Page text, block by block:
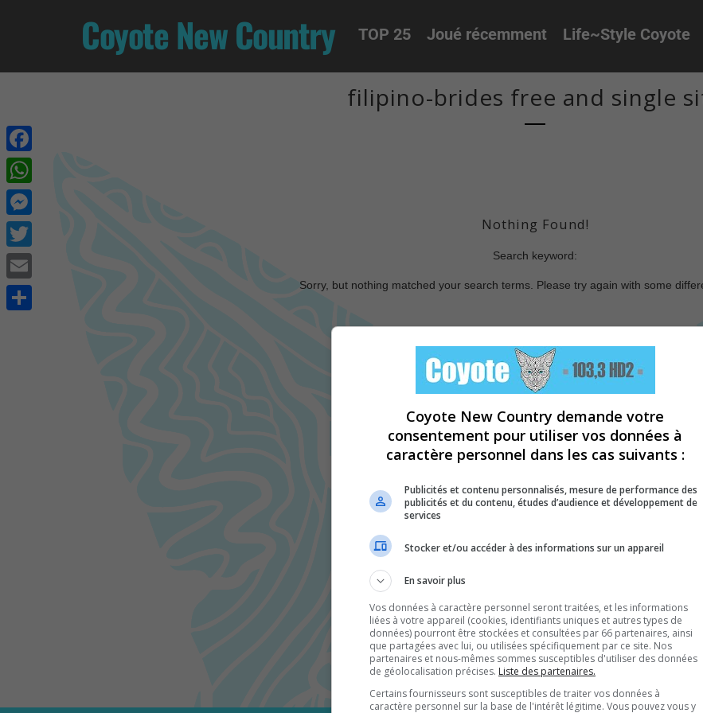
Coyote New Country TOP 25 Joué récemment Life~Style Coyote
filipino-brides free and single
Nothing Found!
Search keyword:
Sorry, but nothing matched your search terms. Please try again with some
Facebook
WhatsApp
Messenger
Twitter
Email
Coyote New Country demande votre
consentement pour utiliser vos données à
caractère personnel dans les cas suivants :
Publicités et contenu personnalisés, mesure de performance des
publicités et du contenu, études d’audience et développement de
services
Stocker et/ou accéder à des informations sur un appareil
En savoir plus
Vos données à caractère personnel seront traitées, et les informations
liées à votre appareil (cookies, identifiants uniques et autres types de
données) pourront être stockées et consultées par 66 partenaires, ainsi
que partagées avec lui, ou utilisées spécifiquement par ce site. Nos
partenaires et nous-mêmes sommes susceptibles d'utiliser des données
de géolocalisation précises. Liste des partenaires.
Certains fournisseurs sont susceptibles de traiter vos données à
caractère personnel sur la base de l'intérêt légitime. Vous pouvez vous y